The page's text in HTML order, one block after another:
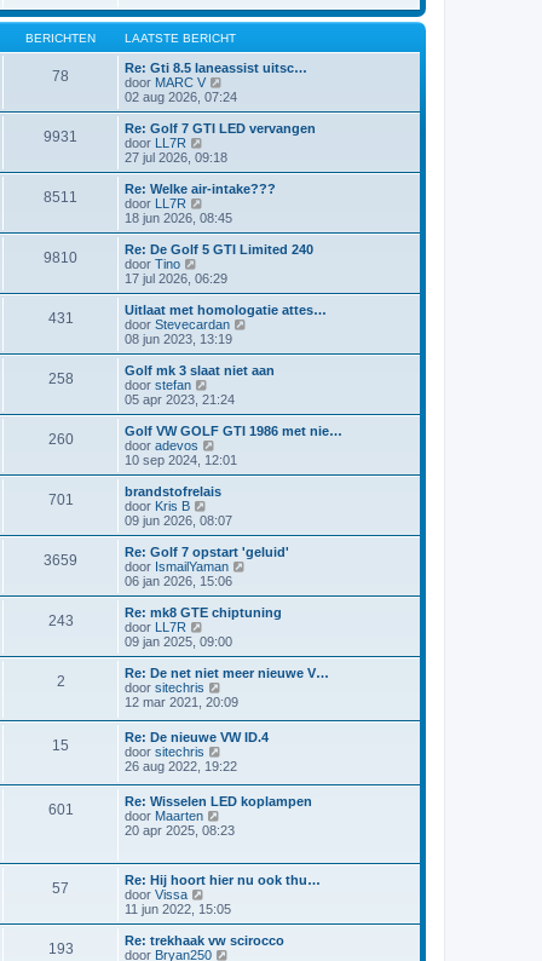
r
i
h
t
a
t
s
t
e
e
r
i
t
j
a
a
t
e
r
i
t
BERICHTEN LAATSTE BERICHT
78
Re: Gti 8.5 laneassist uitsc…
door MARC V
e
k
k
a
a
t
s
e
e
r
i
c
h
t
02 aug 2026, 07:24
9931
Re: Golf 7 GTI LED vervangen
door LL7R
e
k
i
k
a
a
t
s
e
b
e
r
i
c
h
t
27 jul 2026, 09:18
8511
Re: Welke air-intake???
door LL7R
e
k
i
k
a
t
s
e
b
e
r
i
c
h
t
18 jun 2026, 08:45
9810
Re: De Golf 5 GTI Limited 240
door Tino
e
k
i
j
k
a
a
t
s
e
b
e
r
i
c
h
t
17 jul 2026, 06:29
431
Uitlaat met homologatie attes…
door Stevecardan
k
i
a
a
r
i
t
08 jun 2023, 13:19
258
Golf mk 3 slaat niet aan
door stefan
e
k
i
j
k
a
a
t
s
e
b
e
r
h
t
05 apr 2023, 21:24
260
Golf VW GOLF GTI 1986 met nie…
door adevos
e
k
i
k
a
a
t
s
e
e
r
i
c
h
t
10 sep 2024, 12:01
701
brandstofrelais
door Kris B
e
k
i
j
k
a
a
t
s
e
b
e
r
i
c
h
09 jun 2026, 08:07
3659
Re: Golf 7 opstart 'geluid'
door IsmailYaman
k
i
a
t
e
r
i
06 jan 2026, 15:06
243
Re: mk8 GTE chiptuning
door LL7R
e
k
i
k
a
a
s
t
e
b
e
c
h
t
09 jan 2025, 09:00
2
Re: De net niet meer nieuwe V…
door sitechris
e
i
j
k
l
a
a
s
e
b
e
r
i
h
12 mar 2021, 20:09
15
Re: De nieuwe VW ID.4
door sitechris
e
i
j
k
l
a
t
t
e
b
e
26 aug 2022, 19:22
601
Re: Wisselen LED koplampen
door Maarten
e
j
k
l
a
a
t
20 apr 2025, 08:23
57
Re: Hij hoort hier nu ook thu…
door Vissa
e
k
j
11 jun 2022, 15:05
193
Re: trekhaak vw scirocco
door Bryan250